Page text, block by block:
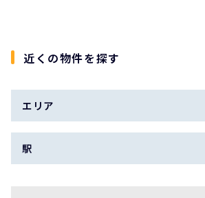
近くの物件を探す
エリア
駅